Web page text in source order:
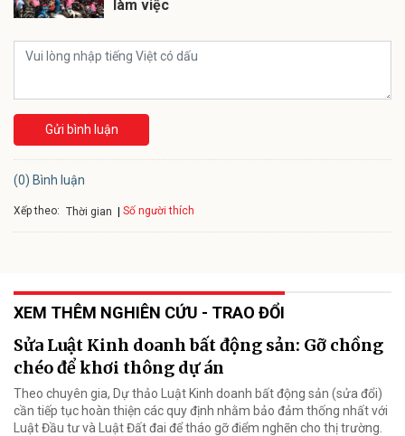
làm việc
Gửi bình luận
(0) Bình luận
Xếp theo: Thời gian Số người thích
XEM THÊM NGHIÊN CỨU - TRAO ĐỔI
Sửa Luật Kinh doanh bất động sản: Gỡ chồng
chéo để khơi thông dự án
Theo chuyên gia, Dự thảo Luật Kinh doanh bất động sản (sửa đổi)
cần tiếp tục hoàn thiện các quy định nhằm bảo đảm thống nhất với
Luật Đầu tư và Luật Đất đai để tháo gỡ điểm nghẽn cho thị trường.